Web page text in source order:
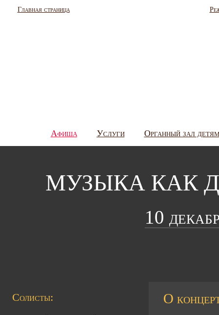
Главная страница
Афиша Услуги Органный зал
МУЗЫКА КАК
10
Солисты: О